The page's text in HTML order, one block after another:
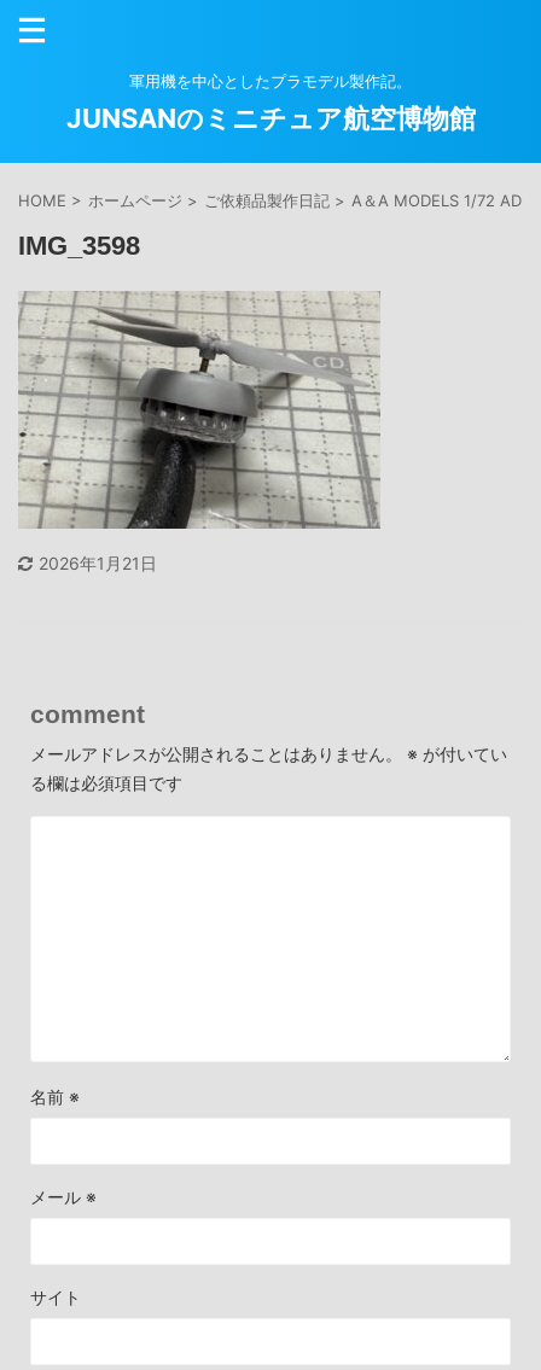
軍用機を中心としたプラモデル製作記。
JUNSANのミニチュア航空博物館
HOME > ホームページ > ご依頼品製作日記 > A＆A MODELS 1/72 AD-
IMG_3598
2026年1月21日
comment
メールアドレスが公開されることはありません。 ※ が付いてい
る欄は必須項目です
名前 ※
メール ※
サイト